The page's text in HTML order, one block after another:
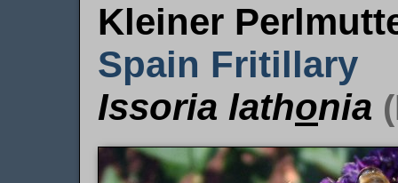
Kleiner
Spain Fritillary
Issoria lathonia